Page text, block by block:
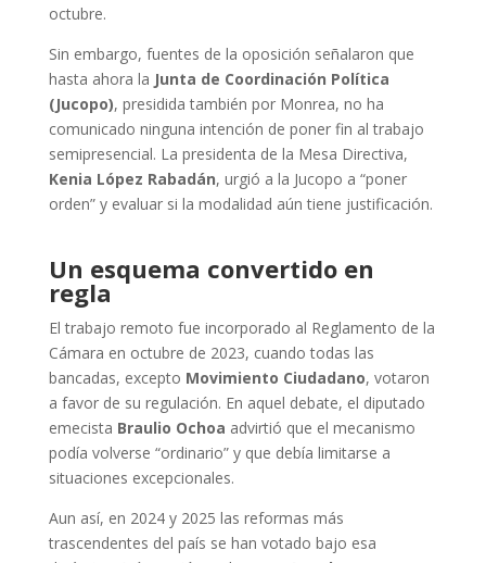
octubre.
Sin embargo, fuentes de la oposición señalaron que
hasta ahora la Junta de Coordinación Política
(Jucopo), presidida también por Monrea, no ha
comunicado ninguna intención de poner fin al trabajo
semipresencial. La presidenta de la Mesa Directiva,
Kenia López Rabadán, urgió a la Jucopo a “poner
orden” y evaluar si la modalidad aún tiene justificación.
Un esquema convertido en
regla
El trabajo remoto fue incorporado al Reglamento de la
Cámara en octubre de 2023, cuando todas las
bancadas, excepto Movimiento Ciudadano, votaron
a favor de su regulación. En aquel debate, el diputado
emecista Braulio Ochoa advirtió que el mecanismo
podía volverse “ordinario” y que debía limitarse a
situaciones excepcionales.
Aun así, en 2024 y 2025 las reformas más
trascendentes del país se han votado bajo esa